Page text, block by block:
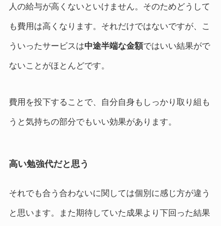
人の給与が高くないといけません。そのためどうして
も費用は高くなります。それだけではないですが、こ
ういったサービスは中途半端な金額ではいい結果がで
ないことがほとんどです。
費用を投下することで、自分自身もしっかり取り組も
うと気持ちの部分でもいい効果があります。
高い勉強代だと思う
それでも合う合わないに関しては個別に感じ方が違う
と思います。また期待していた成果より下回った結果